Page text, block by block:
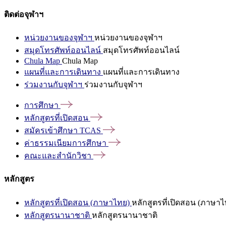
ติดต่อจุฬาฯ
หน่วยงานของจุฬาฯ หน่วยงานของจุฬาฯ
สมุดโทรศัพท์ออนไลน์ สมุดโทรศัพท์ออนไลน์
Chula Map Chula Map
แผนที่และการเดินทาง แผนที่และการเดินทาง
ร่วมงานกับจุฬาฯ ร่วมงานกับจุฬาฯ
การศึกษา
หลักสูตรที่เปิดสอน
สมัครเข้าศึกษา TCAS
ค่าธรรมเนียมการศึกษา
คณะและสำนักวิชา
หลักสูตร
หลักสูตรที่เปิดสอน (ภาษาไทย) หลักสูตรที่เปิดสอน (ภาษาไ
หลักสูตรนานาชาติ หลักสูตรนานาชาติ